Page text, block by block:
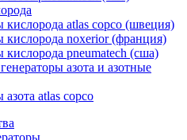
кислорода atlas copco (швеция)
кислорода noxerior (франция)
кислорода pneumatech (сша)
азота и азотные
азота atlas copco